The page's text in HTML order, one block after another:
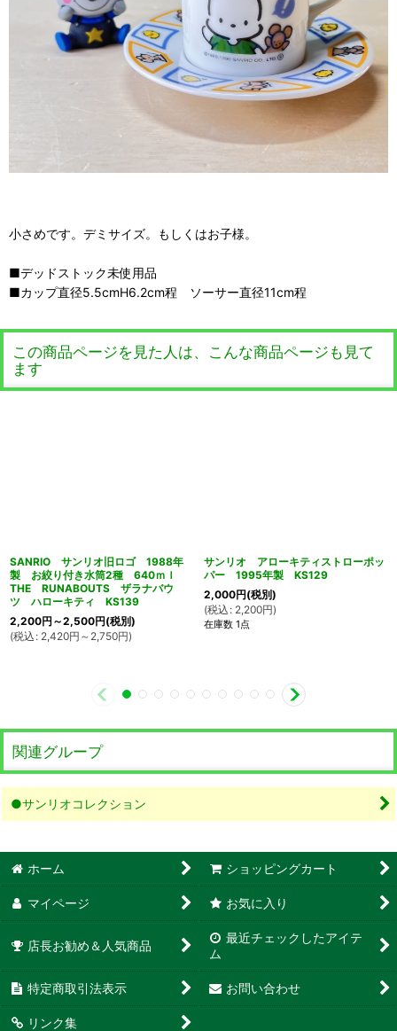
小さめです。デミサイズ。もしくはお子様。
■デッドストック未使用品
■カップ直径5.5cmH6.2cm程 ソーサー直径11cm程
この商品ページを見た人は、こんな商品ページも見て
ます
SANRIO サンリオ旧ロゴ 1988年
製 お絞り付き水筒2種 640ｍｌ
THE RUNABOUTS ザラナバウ
ツ ハローキティ KS139
2,200円 ～2,500円(税別)
(税込 : 2,420円 ～2,750円)
サンリオ アローキティストローポッ
パー 1995年製 KS129
2,000円(税別)
(税込 : 2,200円)
在庫数 1点
関連グループ
●サンリオコレクション
ホーム ショッピングカート
マイページ お気に入り
店長お勧め＆人気商品
最近チェックしたアイテ
ム
特定商取引法表示 お問い合わせ
リンク集